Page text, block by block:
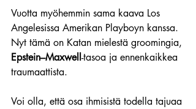
Vuotta myöhemmin sama kaava Los
Angelesissa Amerikan Playboyn kanssa.
Nyt tämä on Katan mielestä groomingia,
Epstein–Maxwell-tasoa ja ennenkaikkea
traumaattista.
Voi olla, että osa ihmisistä todella tajuaa